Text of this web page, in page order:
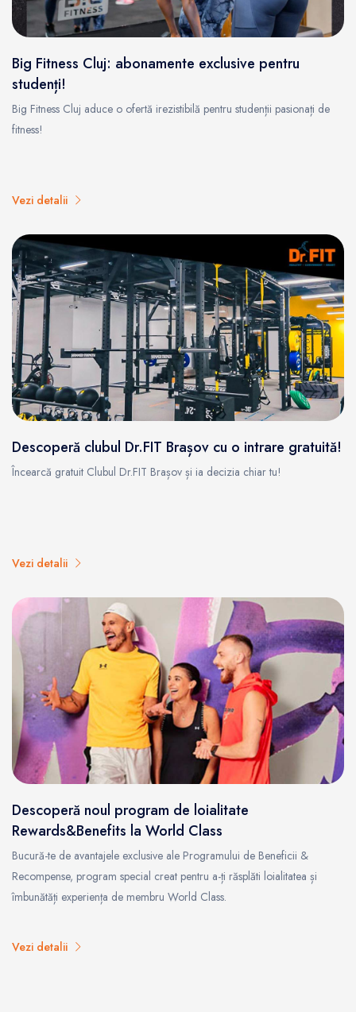
Big Fitness Cluj: abonamente exclusive pentru
studenți!
Big Fitness Cluj aduce o ofertă irezistibilă pentru studenții pasionați de
fitness!
Vezi detalii
Descoperă clubul Dr.FIT Brașov cu o intrare gratuită!
Încearcă gratuit Clubul Dr.FIT Brașov și ia decizia chiar tu!
Vezi detalii
Descoperă noul program de loialitate
Rewards&Benefits la World Class
Bucură-te de avantajele exclusive ale Programului de Beneficii &
Recompense, program special creat pentru a-ți răsplăti loialitatea și
îmbunătăți experiența de membru World Class.
Vezi detalii